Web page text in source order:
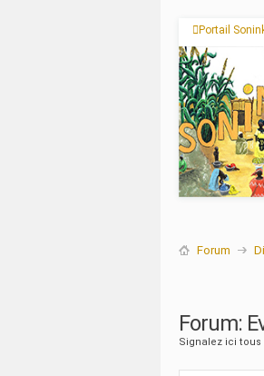
Portail
Forum
Forum:
Signalez ici tous